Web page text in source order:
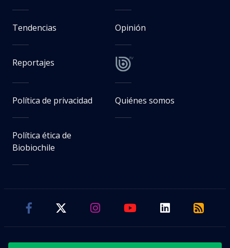
Tendencias Opinión
Reportajes
Política de privacidad Quiénes somos
Política ética de
Biobiochile